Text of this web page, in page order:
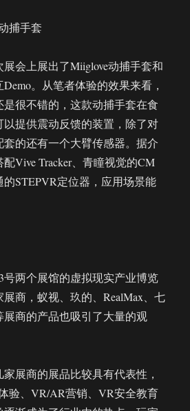
捕手套
会上展出了Miiglove动捕手套和
。从笔者体验的效果来看，
很不错的，这款动捕手套在食
提供震动反馈的装置，除了对
的还有一个大臂传感器。据介
Vive Tracker、青瞳视觉的CM
的STEPVR定位器，应用场景能
号两个展馆的虚拟现实产业博览
商，蚁视、玖的、RealMax、七
商的产品也吸引了大量的观
展商的展品比较具有代表性，
验、VR/AR营销、VR安全教育